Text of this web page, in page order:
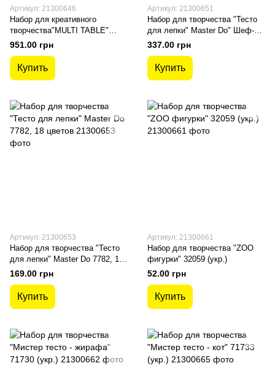
Артикул: 21300646
Набор для креативного
творчества"MULTI TABLE"
MTB-01 со столиком (MTB-01-
951.00 грн
Купить
Артикул: 21300651
Набор для творчества "Тесто
для лепки" Master Do" Шеф-
повар Пицца большая TMD-09-
01U с инструментами
337.00 грн
Купить
Артикул: 21300653
Набор для творчества "Тесто
для лепки" Master Do 7782, 18
цветов
169.00 грн
Купить
Артикул: 21300661
Набор для творчества "ZOO
фигурки" 32059 (укр.)
52.00 грн
Купить